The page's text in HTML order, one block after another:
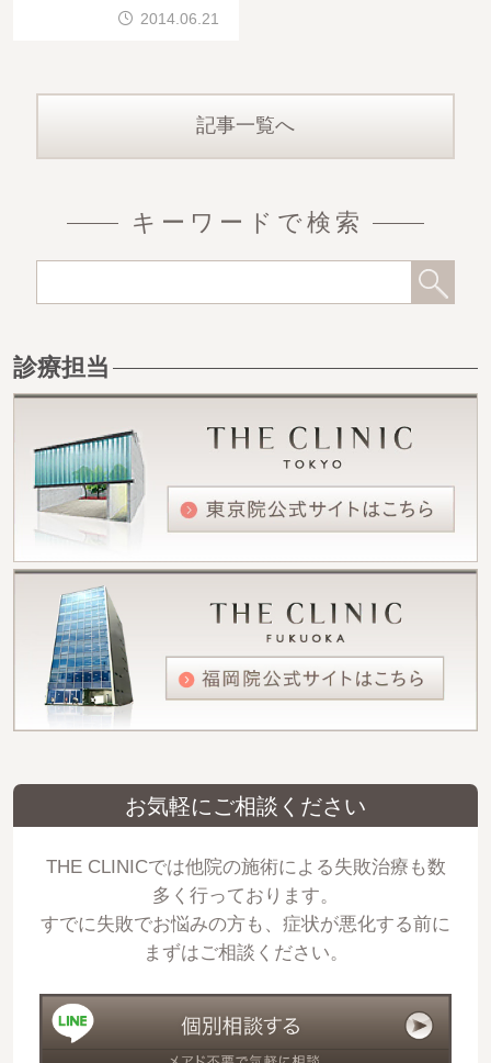
リッチ豊胸でした。手術は
問題なく終わっています。
入に関するものです。ま
2014.06.21
記事一覧へ
キーワードで検索
診療担当
お気軽にご相談ください
THE CLINICでは他院の施術による失敗治療も数
多く行っております。
すでに失敗でお悩みの方も、症状が悪化する前に
まずはご相談ください。